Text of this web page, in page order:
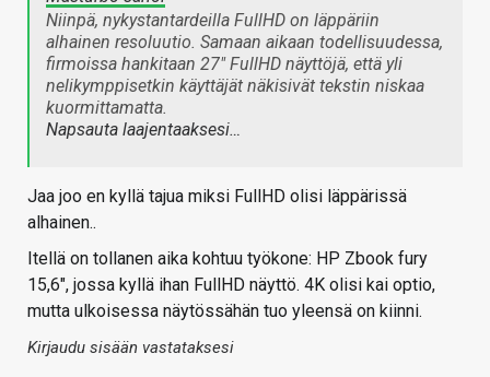
Niinpä, nykystantardeilla FullHD on läppäriin
alhainen resoluutio. Samaan aikaan todellisuudessa,
firmoissa hankitaan 27" FullHD näyttöjä, että yli
nelikymppisetkin käyttäjät näkisivät tekstin niskaa
kuormittamatta.
Napsauta laajentaaksesi…
Jaa joo en kyllä tajua miksi FullHD olisi läppärissä
alhainen..
Itellä on tollanen aika kohtuu työkone: HP Zbook fury
15,6", jossa kyllä ihan FullHD näyttö. 4K olisi kai optio,
mutta ulkoisessa näytössähän tuo yleensä on kiinni.
Kirjaudu sisään vastataksesi